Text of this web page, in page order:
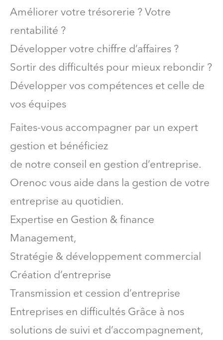
Améliorer votre trésorerie ? Votre
rentabilité ?
Développer votre chiffre d’affaires ?
Sortir des difficultés pour mieux rebondir ?
Développer vos compétences et celle de
vos équipes
Faites-vous accompagner par un expert
gestion et bénéficiez
de notre conseil en gestion d’entreprise.
Orenoc vous aide dans la gestion de votre
entreprise au quotidien.
Expertise en Gestion & finance
Management,
Stratégie & développement commercial
Création d’entreprise
Transmission et cession d’entreprise
Entreprises en difficultés Grâce à nos
solutions de suivi et d’accompagnement,